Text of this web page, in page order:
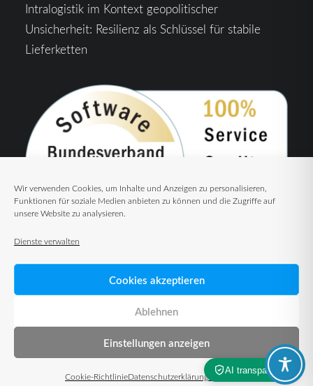
Wir verwenden Cookies, um Inhalte und Anzeigen zu personalisieren,
Funktionen für soziale Medien anbieten zu können und die Zugriffe auf
unsere Website zu analysieren.
Dienste verwalten
Cookies akzeptieren
Ablehnen
Einstellungen anzeigen
Cookie-RichtlinieDatenschutzerklärung Impressum
Intralogistik im Kontext geopolitischer
Unsicherheit: Resilienz als Schlüssel für stabile
Lieferketten
© 2026 TUP GmbH & Co. KG – Warehouse Management Solutions